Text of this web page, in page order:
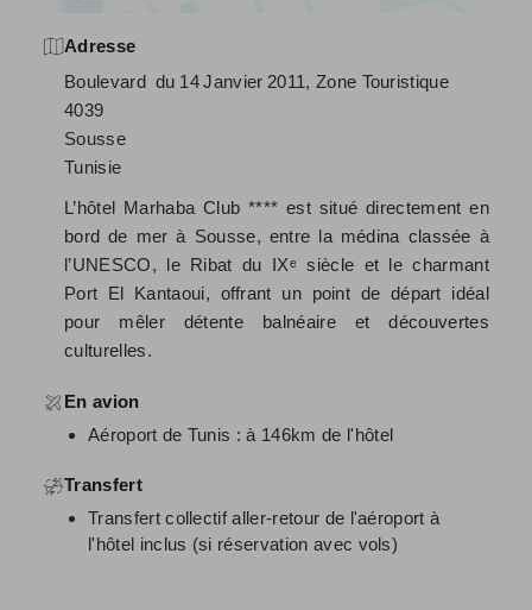
Adresse
Boulevard du 14 Janvier 2011, Zone Touristique
4039
Sousse
Tunisie
L’hôtel Marhaba Club **** est situé directement en
bord de mer à Sousse, entre la médina classée à
l’UNESCO, le Ribat du IXᵉ siècle et le charmant
Port El Kantaoui, offrant un point de départ idéal
pour mêler détente balnéaire et découvertes
culturelles.
En avion
Aéroport de Tunis : à 146km de l'hôtel
Transfert
Transfert collectif aller-retour de l'aéroport à
l'hôtel inclus (si réservation avec vols)